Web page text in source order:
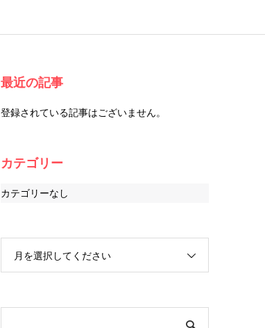
最近の記事
登録されている記事はございません。
カテゴリー
カテゴリーなし
月を選択してください